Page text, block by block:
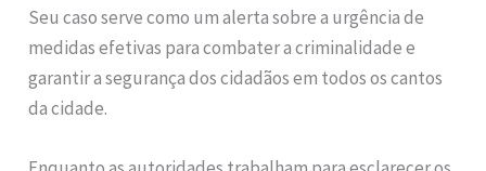
Seu caso serve como um alerta sobre a urgência de
medidas efetivas para combater a criminalidade e
garantir a segurança dos cidadãos em todos os cantos
da cidade.